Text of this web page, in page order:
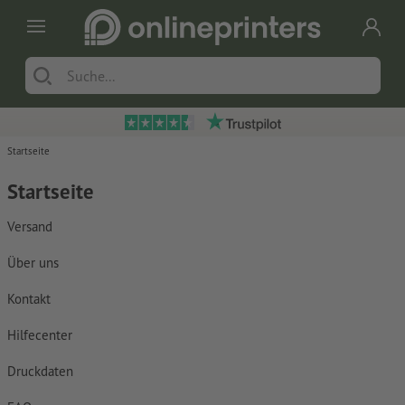
Startseite
Startseite
Versand
Über uns
Kontakt
Hilfecenter
Druckdaten